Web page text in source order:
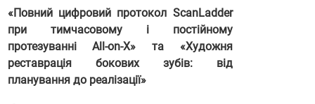
«Повний цифровий протокол ScanLadder
при тимчасовому і постійному
протезуванні All-on-X» та «Художня
реставрація бокових зубів: від
планування до реалізації»